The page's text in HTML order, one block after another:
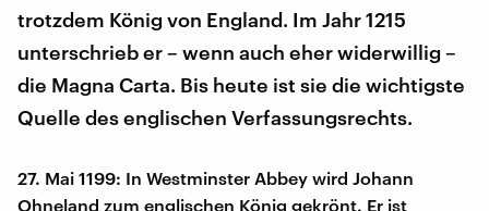
trotzdem König von England. Im Jahr 1215
unterschrieb er – wenn auch eher widerwillig –
die Magna Carta. Bis heute ist sie die wichtigste
Quelle des englischen Verfassungsrechts.
27. Mai 1199: In Westminster Abbey wird Johann
Ohneland zum englischen König gekrönt. Er ist